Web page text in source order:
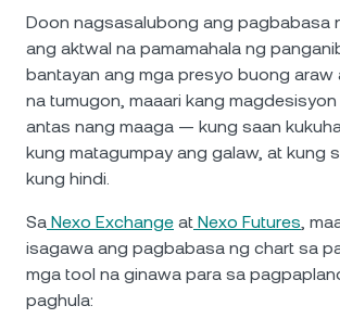
Doon nagsasalubong ang pagbabasa
ang aktwal na pamamahala ng
bantayan ang mga presyo buong araw
na tumugon, maaari kang
antas nang maaga — kung saan
kung matagumpay ang galaw, at kung
kung hindi.
Sa Nexo Exchange at Nexo Futures,
isagawa ang pagbabasa ng chart sa
mga tool na ginawa para sa
paghula: